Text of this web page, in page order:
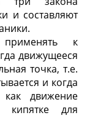
и составляют
к
движущееся
точка, т.е.
и когда
как движение
для